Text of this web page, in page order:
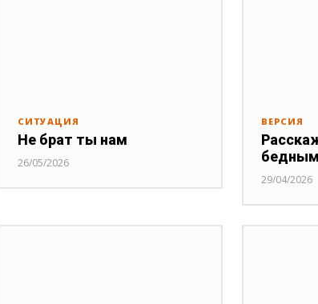
СИТУАЦИЯ
Не брат ты нам
26/05/2026
ВЕРСИЯ
бедным
29/04/2026